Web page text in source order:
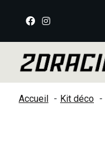
Accueil Kit déco